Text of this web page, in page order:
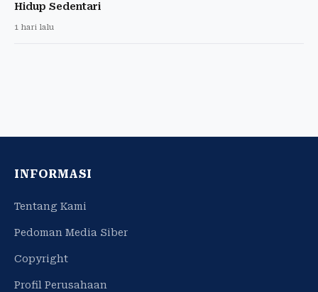
Hidup Sedentari
1 hari lalu
INFORMASI
Tentang Kami
Pedoman Media Siber
Copyright
Profil Perusahaan